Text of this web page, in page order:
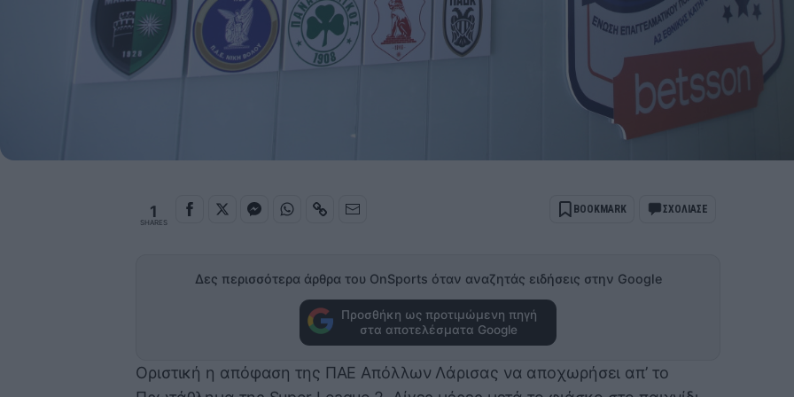
1
SHARES
BOOKMARK ΣΧΟΛΙΑΣΕ
Δες περισσότερα άρθρα του OnSports όταν αναζητάς ειδήσεις στην Google
Προσθήκη ως προτιμώμενη πηγή
στα αποτελέσματα Google
Οριστική η απόφαση της ΠΑΕ Απόλλων Λάρισας να αποχωρήσει απ’ το